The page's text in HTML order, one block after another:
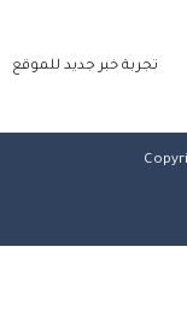
تجربة خبر جديد للموقع